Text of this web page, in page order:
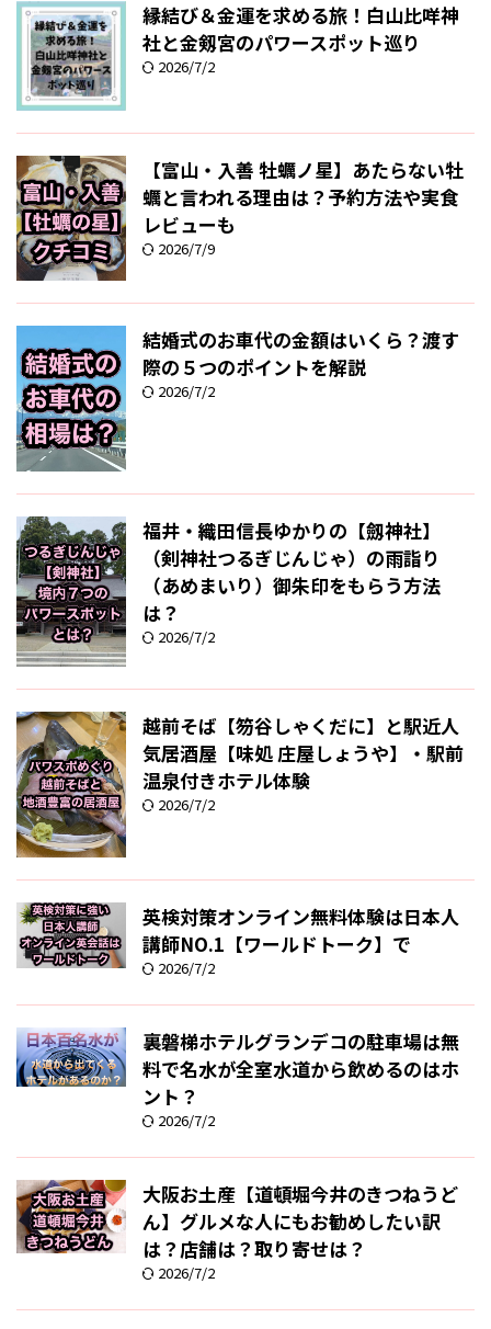
縁結び＆金運を求める旅！白山比咩神
社と金剱宮のパワースポット巡り
2026/7/2
【富山・入善 牡蠣ノ星】あたらない牡
蠣と言われる理由は？予約方法や実食
レビューも
2026/7/9
結婚式のお車代の金額はいくら？渡す
際の５つのポイントを解説
2026/7/2
福井・織田信長ゆかりの【劔神社】
（剣神社つるぎじんじゃ）の雨詣り
（あめまいり）御朱印をもらう方法
は？
2026/7/2
越前そば【笏谷しゃくだに】と駅近人
気居酒屋【味処 庄屋しょうや】・駅前
温泉付きホテル体験
2026/7/2
英検対策オンライン無料体験は日本人
講師NO.1【ワールドトーク】で
2026/7/2
裏磐梯ホテルグランデコの駐車場は無
料で名水が全室水道から飲めるのはホ
ント？
2026/7/2
大阪お土産【道頓堀今井のきつねうど
ん】グルメな人にもお勧めしたい訳
は？店舗は？取り寄せは？
2026/7/2